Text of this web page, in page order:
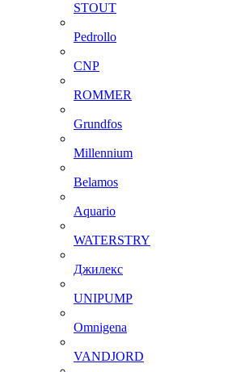
STOUT
Pedrollo
CNP
ROMMER
Grundfos
Millennium
Belamos
Aquario
WATERSTRY
Джилекс
UNIPUMP
Omnigena
VANDJORD